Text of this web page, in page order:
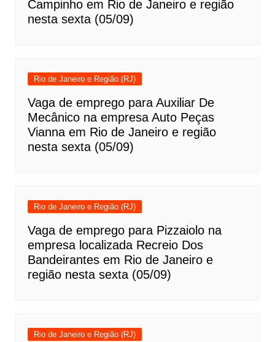
Campinho em Rio de Janeiro e região
nesta sexta (05/09)
Rio de Janeiro e Região (RJ)
Vaga de emprego para Auxiliar De
Mecânico na empresa Auto Peças
Vianna em Rio de Janeiro e região
nesta sexta (05/09)
Rio de Janeiro e Região (RJ)
Vaga de emprego para Pizzaiolo na
empresa localizada Recreio Dos
Bandeirantes em Rio de Janeiro e
região nesta sexta (05/09)
Rio de Janeiro e Região (RJ)